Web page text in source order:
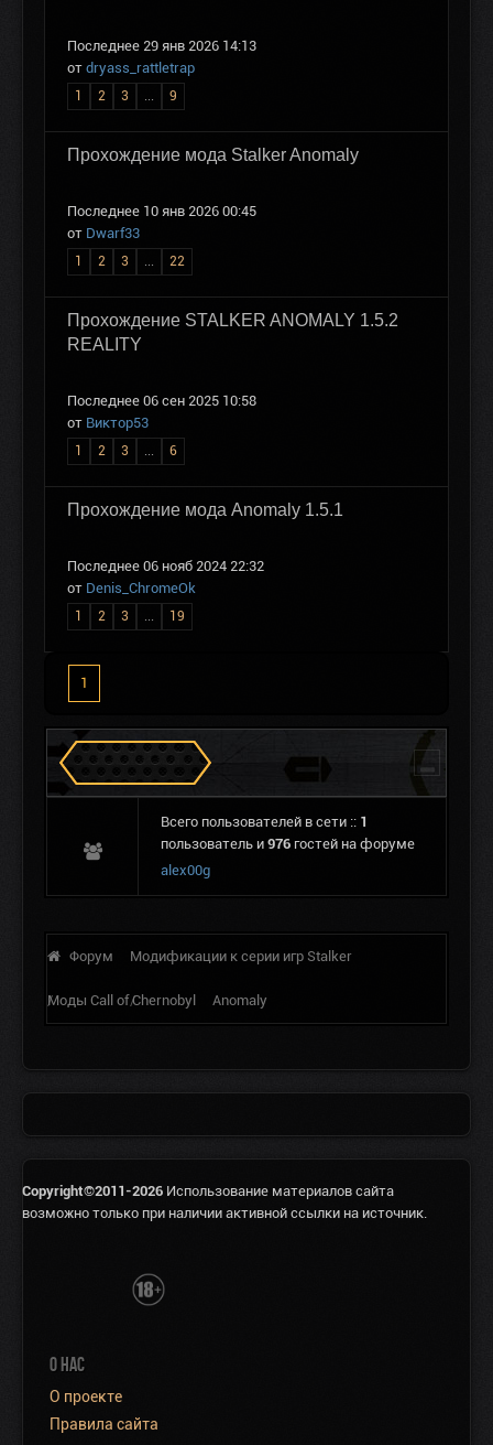
Последнее 29 янв 2026 14:13
от dryass_rattletrap
1 2 3 ... 9
Прохождение мода Stalker Anomaly
Последнее 10 янв 2026 00:45
от Dwarf33
1 2 3 ... 22
Прохождение STALKER ANOMALY 1.5.2
REALITY
Последнее 06 сен 2025 10:58
от Виктор53
1 2 3 ... 6
Прохождение мода Anomaly 1.5.1
Последнее 06 нояб 2024 22:32
от Denis_ChromeOk
1 2 3 ... 19
1
Сталкеров в Зоне
Всего пользователей в сети :: 1
пользователь и 976 гостей на форуме
alex00g
Форум Модификации к серии игр Stalker
Моды Call of Chernobyl Anomaly
Copyright©2011-2026 Использование материалов сайта
возможно только при наличии активной ссылки на источник.
О НАС
О проекте
Правила сайта